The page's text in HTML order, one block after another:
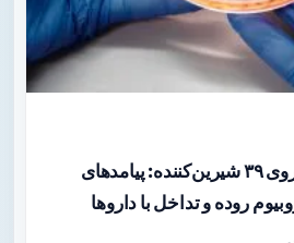
مطالعه آزمایشگاهی روی ۳۹ شیرین‌کننده: پیامدهای
روده و تداخل با داروها